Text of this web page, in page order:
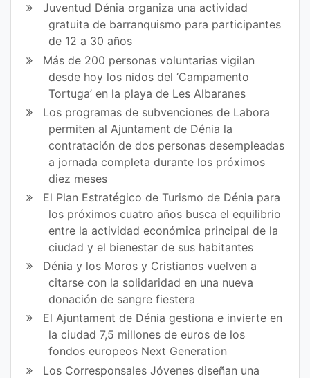
Juventud Dénia organiza una actividad
gratuita de barranquismo para participantes
de 12 a 30 años
Más de 200 personas voluntarias vigilan
desde hoy los nidos del ‘Campamento
Tortuga’ en la playa de Les Albaranes
Los programas de subvenciones de Labora
permiten al Ajuntament de Dénia la
contratación de dos personas desempleadas
a jornada completa durante los próximos
diez meses
El Plan Estratégico de Turismo de Dénia para
los próximos cuatro años busca el equilibrio
entre la actividad económica principal de la
ciudad y el bienestar de sus habitantes
Dénia y los Moros y Cristianos vuelven a
citarse con la solidaridad en una nueva
donación de sangre fiestera
El Ajuntament de Dénia gestiona e invierte en
la ciudad 7,5 millones de euros de los
fondos europeos Next Generation
Los Corresponsales Jóvenes diseñan una